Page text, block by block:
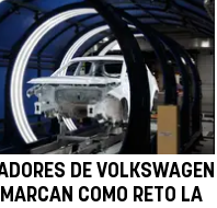
DE VOLKSWAGEN
COMO RETO LA